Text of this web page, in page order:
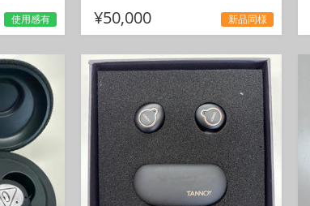
使用感有 ¥50,000 新品同様